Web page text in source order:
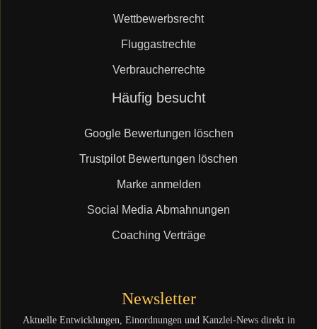
Wettbewerbsrecht
Fluggastrechte
Verbraucherrechte
Häufig besucht
Google Bewertungen löschen
Trustpilot Bewertungen löschen
Marke anmelden
Social Media Abmahnungen
Coaching Verträge
Newsletter
Aktuelle Entwicklungen, Einordnungen und Kanzlei-News direkt in